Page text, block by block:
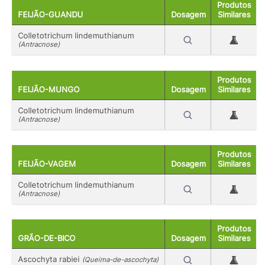
FEIJÃO-GUANDU Dosagem
Produtos
Similares
Colletotrichum lindemuthianum
(Antracnose)
FEIJÃO-MUNGO Dosagem
Produtos
Similares
Colletotrichum lindemuthianum
(Antracnose)
FEIJÃO-VAGEM Dosagem
Produtos
Similares
Colletotrichum lindemuthianum
(Antracnose)
GRÃO-DE-BICO Dosagem
Produtos
Similares
Ascochyta rabiei (Queima-de-ascochyta)